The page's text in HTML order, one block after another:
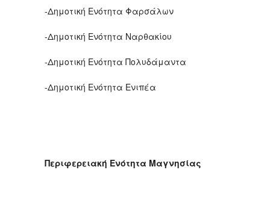
-Δημοτική Ενότητα Φαρσάλων
-Δημοτική Ενότητα Ναρθακίου
-Δημοτική Ενότητα Πολυδάμαντα
-Δημοτική Ενότητα Ενιπέα
Περιφερειακή Ενότητα Μαγνησίας